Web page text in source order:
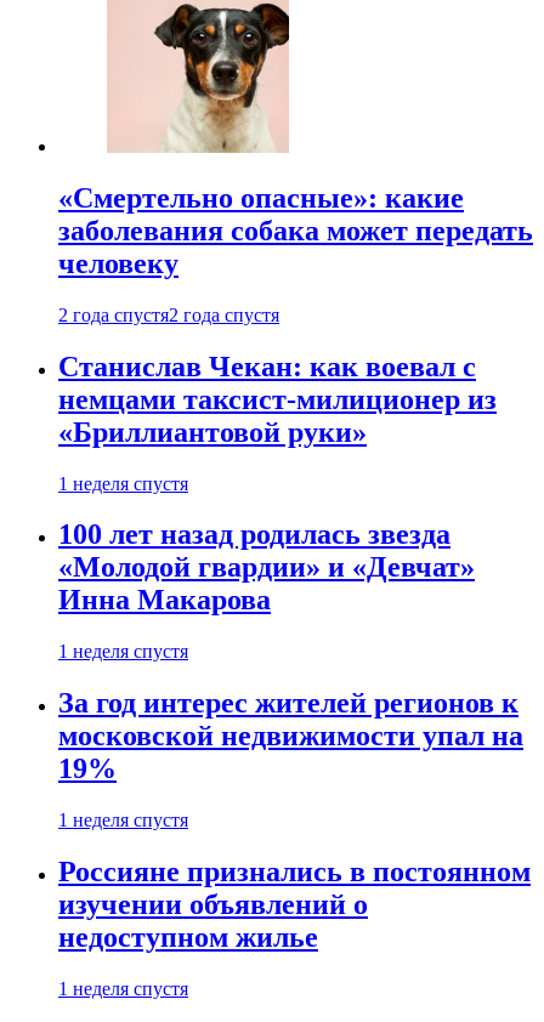
«Смертельно опасные»: какие
заболевания собака может передать
человеку
2 года спустя2 года спустя
Станислав Чекан: как воевал с
немцами таксист-милиционер из
«Бриллиантовой руки»
1 неделя спустя
100 лет назад родилась звезда
«Молодой гвардии» и «Девчат»
Инна Макарова
1 неделя спустя
За год интерес жителей регионов к
московской недвижимости упал на
19%
1 неделя спустя
Россияне признались в постоянном
изучении объявлений о
недоступном жилье
1 неделя спустя